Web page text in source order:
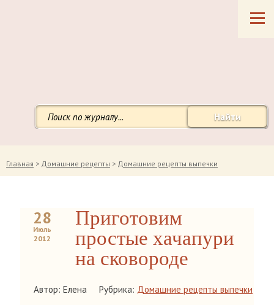
Найти
Главная > Домашние рецепты > Домашние рецепты выпечки
28
Июль
2012
Приготовим
простые хачапури
на сковороде
Автор: Елена Рубрика: Домашние рецепты выпечки